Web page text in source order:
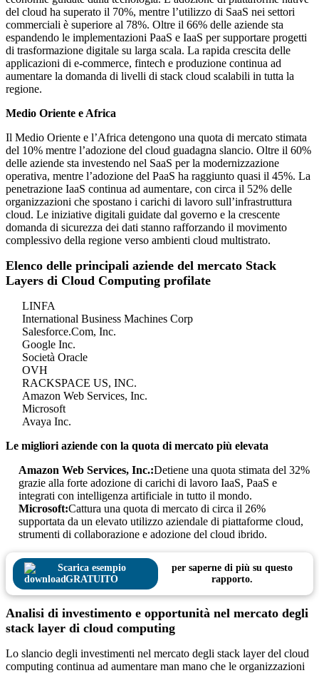
del cloud ha superato il 70%, mentre l’utilizzo di SaaS nei settori
commerciali è superiore al 78%. Oltre il 66% delle aziende sta
espandendo le implementazioni PaaS e IaaS per supportare progetti
di trasformazione digitale su larga scala. La rapida crescita delle
applicazioni di e-commerce, fintech e produzione continua ad
aumentare la domanda di livelli di stack cloud scalabili in tutta la
regione.
Medio Oriente e Africa
Il Medio Oriente e l’Africa detengono una quota di mercato stimata
del 10% mentre l’adozione del cloud guadagna slancio. Oltre il 60%
delle aziende sta investendo nel SaaS per la modernizzazione
operativa, mentre l’adozione del PaaS ha raggiunto quasi il 45%. La
penetrazione IaaS continua ad aumentare, con circa il 52% delle
organizzazioni che spostano i carichi di lavoro sull’infrastruttura
cloud. Le iniziative digitali guidate dal governo e la crescente
domanda di sicurezza dei dati stanno rafforzando il movimento
complessivo della regione verso ambienti cloud multistrato.
Elenco delle principali aziende del mercato Stack
Layers di Cloud Computing profilate
LINFA
International Business Machines Corp
Salesforce.Com, Inc.
Google Inc.
Società Oracle
OVH
RACKSPACE US, INC.
Amazon Web Services, Inc.
Microsoft
Avaya Inc.
Le migliori aziende con la quota di mercato più elevata
Amazon Web Services, Inc.:Detiene una quota stimata del 32%
grazie alla forte adozione di carichi di lavoro IaaS, PaaS e
integrati con intelligenza artificiale in tutto il mondo.
Microsoft:Cattura una quota di mercato di circa il 26%
supportata da un elevato utilizzo aziendale di piattaforme cloud,
strumenti di collaborazione e adozione del cloud ibrido.
Scarica esempio
GRATUITO
per saperne di più su questo
rapporto.
Analisi di investimento e opportunità nel mercato degli
stack layer di cloud computing
Lo slancio degli investimenti nel mercato degli stack layer del cloud
computing continua ad aumentare man mano che le organizzazioni